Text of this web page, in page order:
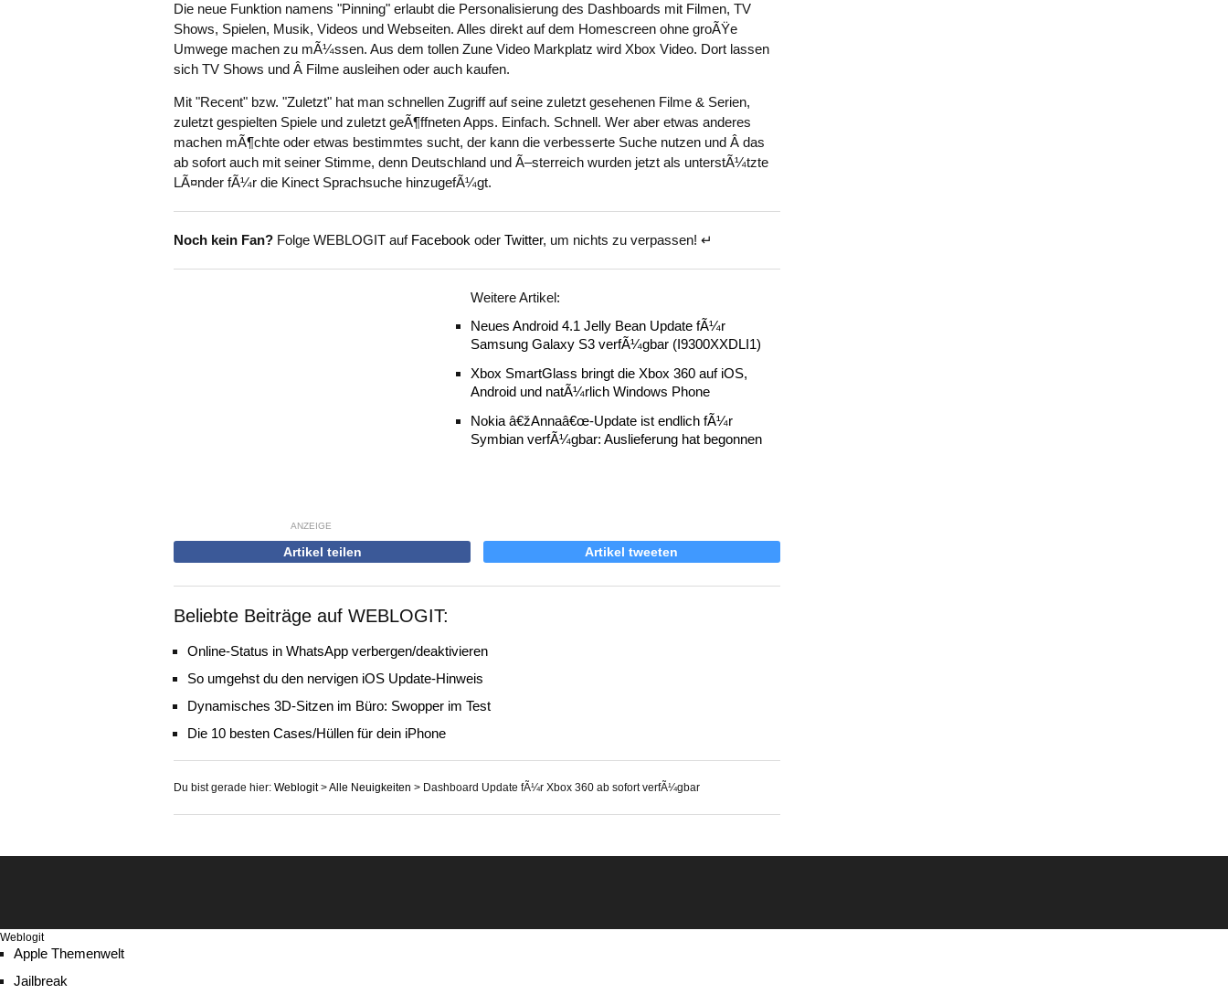
Die neue Funktion namens "Pinning" erlaubt die Personalisierung des Dashboards mit Filmen, TV
Shows, Spielen, Musik, Videos und Webseiten. Alles direkt auf dem Homescreen ohne groÃŸe
Umwege machen zu mÃ¼ssen. Aus dem tollen Zune Video Markplatz wird Xbox Video. Dort lassen
sich TV Shows und Â Filme ausleihen oder auch kaufen.
Mit "Recent" bzw. "Zuletzt" hat man schnellen Zugriff auf seine zuletzt gesehenen Filme & Serien,
zuletzt gespielten Spiele und zuletzt geÃ¶ffneten Apps. Einfach. Schnell. Wer aber etwas anderes
machen mÃ¶chte oder etwas bestimmtes sucht, der kann die verbesserte Suche nutzen und Â das
ab sofort auch mit seiner Stimme, denn Deutschland und Ã–sterreich wurden jetzt als unterstÃ¼tzte
LÃ¤nder fÃ¼r die Kinect Sprachsuche hinzugefÃ¼gt.
Noch kein Fan? Folge WEBLOGIT auf Facebook oder Twitter, um nichts zu verpassen! ↵
ANZEIGE
Weitere Artikel:
Neues Android 4.1 Jelly Bean Update fÃ¼r
Samsung Galaxy S3 verfÃ¼gbar (I9300XXDLI1)
Xbox SmartGlass bringt die Xbox 360 auf iOS,
Android und natÃ¼rlich Windows Phone
Nokia â€žAnnaâ€œ-Update ist endlich fÃ¼r
Symbian verfÃ¼gbar: Auslieferung hat begonnen
Artikel teilen Artikel tweeten
Beliebte Beiträge auf WEBLOGIT:
Online-Status in WhatsApp verbergen/deaktivieren
So umgehst du den nervigen iOS Update-Hinweis
Dynamisches 3D-Sitzen im Büro: Swopper im Test
Die 10 besten Cases/Hüllen für dein iPhone
Du bist gerade hier: Weblogit>Alle Neuigkeiten > Dashboard Update fÃ¼r Xbox 360 ab sofort verfÃ¼gbar
Weblogit
Apple Themenwelt
Jailbreak